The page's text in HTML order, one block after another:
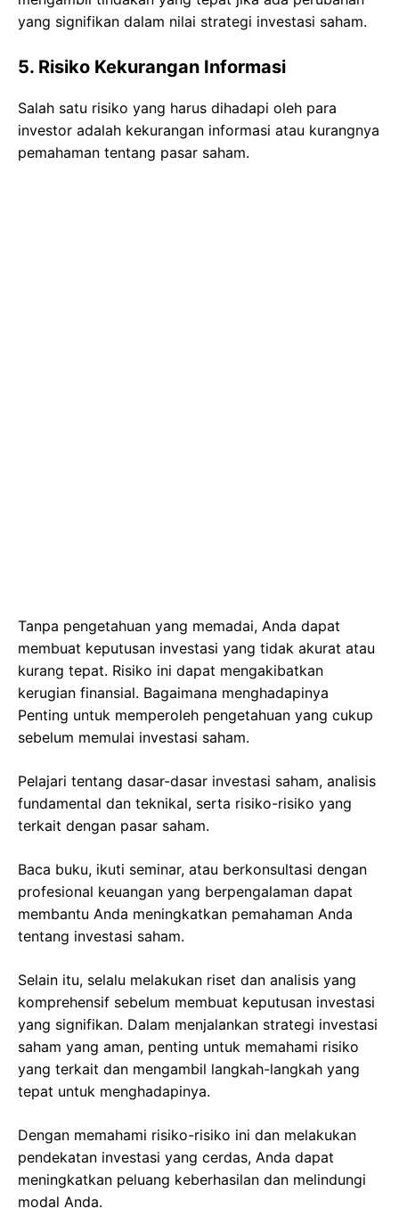
yang signifikan dalam nilai strategi investasi saham.
5. Risiko Kekurangan Informasi
Salah satu risiko yang harus dihadapi oleh para
investor adalah kekurangan informasi atau kurangnya
pemahaman tentang pasar saham.
Tanpa pengetahuan yang memadai, Anda dapat
membuat keputusan investasi yang tidak akurat atau
kurang tepat. Risiko ini dapat mengakibatkan
kerugian finansial. Bagaimana menghadapinya
Penting untuk memperoleh pengetahuan yang cukup
sebelum memulai investasi saham.
Pelajari tentang dasar-dasar investasi saham, analisis
fundamental dan teknikal, serta risiko-risiko yang
terkait dengan pasar saham.
Baca buku, ikuti seminar, atau berkonsultasi dengan
profesional keuangan yang berpengalaman dapat
membantu Anda meningkatkan pemahaman Anda
tentang investasi saham.
Selain itu, selalu melakukan riset dan analisis yang
komprehensif sebelum membuat keputusan investasi
yang signifikan. Dalam menjalankan strategi investasi
saham yang aman, penting untuk memahami risiko
yang terkait dan mengambil langkah-langkah yang
tepat untuk menghadapinya.
Dengan memahami risiko-risiko ini dan melakukan
pendekatan investasi yang cerdas, Anda dapat
meningkatkan peluang keberhasilan dan melindungi
modal Anda.